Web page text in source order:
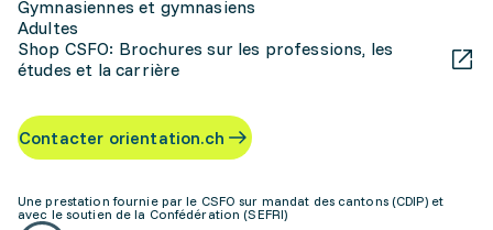
Gymnasiennes et gymnasiens
Adultes
Shop CSFO: Brochures sur les professions, les
études et la carrière
Contacter orientation.ch
Une prestation fournie par le CSFO sur mandat des cantons (CDIP) et
avec le soutien de la Confédération (SEFRI)